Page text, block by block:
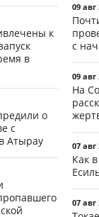
к
в
о
с
Атырау
09 авг
с
09 авг
На
07 авг
Как
07 авг